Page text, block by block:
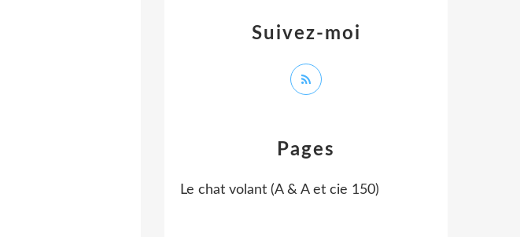
Pages
Le chat volant (A & A et cie 150)
Suivez-moi